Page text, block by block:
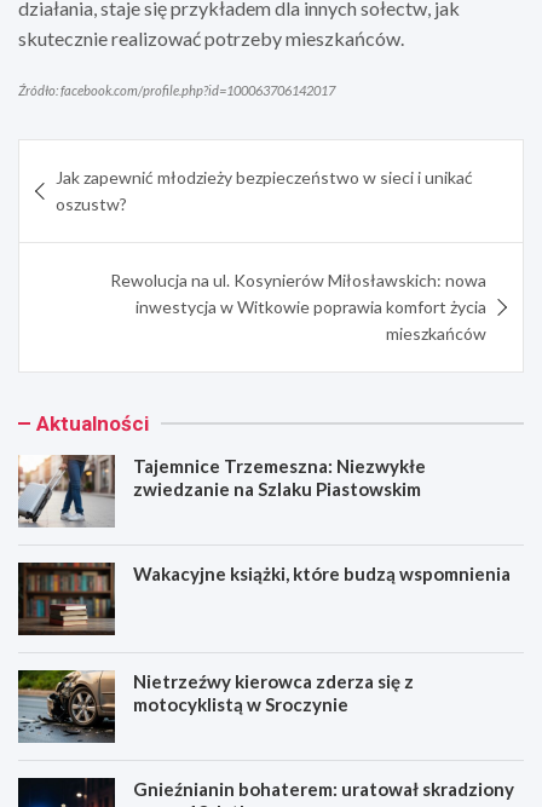
działania, staje się przykładem dla innych sołectw, jak
skutecznie realizować potrzeby mieszkańców.
Źródło: facebook.com/profile.php?id=100063706142017
wpisu
Jak zapewnić młodzieży bezpieczeństwo w sieci i unikać
oszustw?
Rewolucja na ul. Kosynierów Miłosławskich: nowa
inwestycja w Witkowie poprawia komfort życia
mieszkańców
Aktualności
Tajemnice Trzemeszna: Niezwykłe
zwiedzanie na Szlaku Piastowskim
Wakacyjne książki, które budzą wspomnienia
Nietrzeźwy kierowca zderza się z
motocyklistą w Sroczynie
Gnieźnianin bohaterem: uratował skradziony